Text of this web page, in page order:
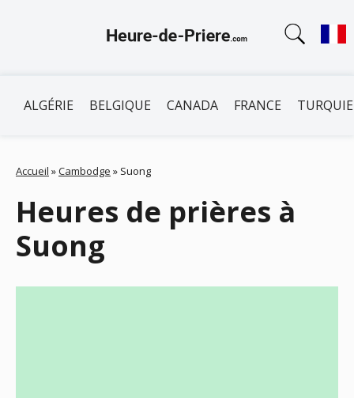
ALGÉRIE BELGIQUE CANADA FRANCE TURQUIE
Accueil »Cambodge » Suong
Heures de prières à
Suong